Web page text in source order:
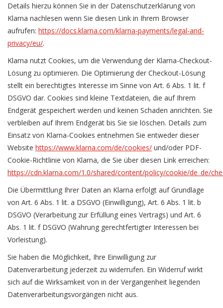
Details hierzu können Sie in der Datenschutzerklärung von
Klarna nachlesen wenn Sie diesen Link in Ihrem Browser
aufrufen: https://docs.klarna.com/klarna-payments/legal-and-
privacy/eu/.
Klarna nutzt Cookies, um die Verwendung der Klarna-Checkout-
Lösung zu optimieren. Die Optimierung der Checkout-Lösung
stellt ein berechtigtes Interesse im Sinne von Art. 6 Abs. 1 lit. f
DSGVO dar. Cookies sind kleine Textdateien, die auf Ihrem
Endgerät gespeichert werden und keinen Schaden anrichten. Sie
verbleiben auf Ihrem Endgerät bis Sie sie löschen. Details zum
Einsatz von Klarna-Cookies entnehmen Sie entweder dieser
Website https://www.klarna.com/de/cookies/ und/oder PDF-
Cookie-Richtlinie von Klarna, die Sie über diesen Link erreichen:
https://cdn.klarna.com/1.0/shared/content/policy/cookie/de_de/
Die Übermittlung Ihrer Daten an Klarna erfolgt auf Grundlage
von Art. 6 Abs. 1 lit. a DSGVO (Einwilligung), Art. 6 Abs. 1 lit. b
DSGVO (Verarbeitung zur Erfüllung eines Vertrags) und Art. 6
Abs. 1 lit. f DSGVO (Wahrung gerechtfertigter Interessen bei
Vorleistung).
Sie haben die Möglichkeit, Ihre Einwilligung zur
Datenverarbeitung jederzeit zu widerrufen. Ein Widerruf wirkt
sich auf die Wirksamkeit von in der Vergangenheit liegenden
Datenverarbeitungsvorgängen nicht aus.